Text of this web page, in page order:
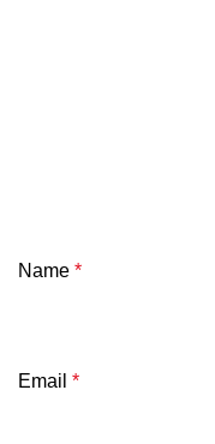
Name *
Email *